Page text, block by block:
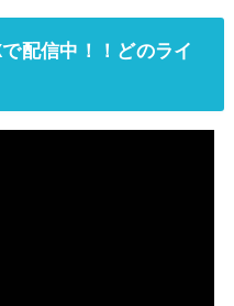
配信中！！どのライ